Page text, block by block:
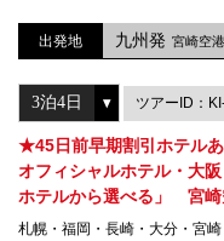
出発地 九州発 宮崎空港
ツアーID：
★45日前早期割引ホテル
オフィシャルホテル・大
ホテルから選べる」 宮崎
札幌・福岡・長崎・大分・宮